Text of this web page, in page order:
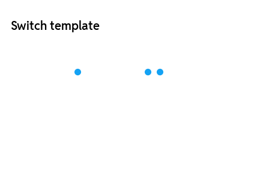
Switch template